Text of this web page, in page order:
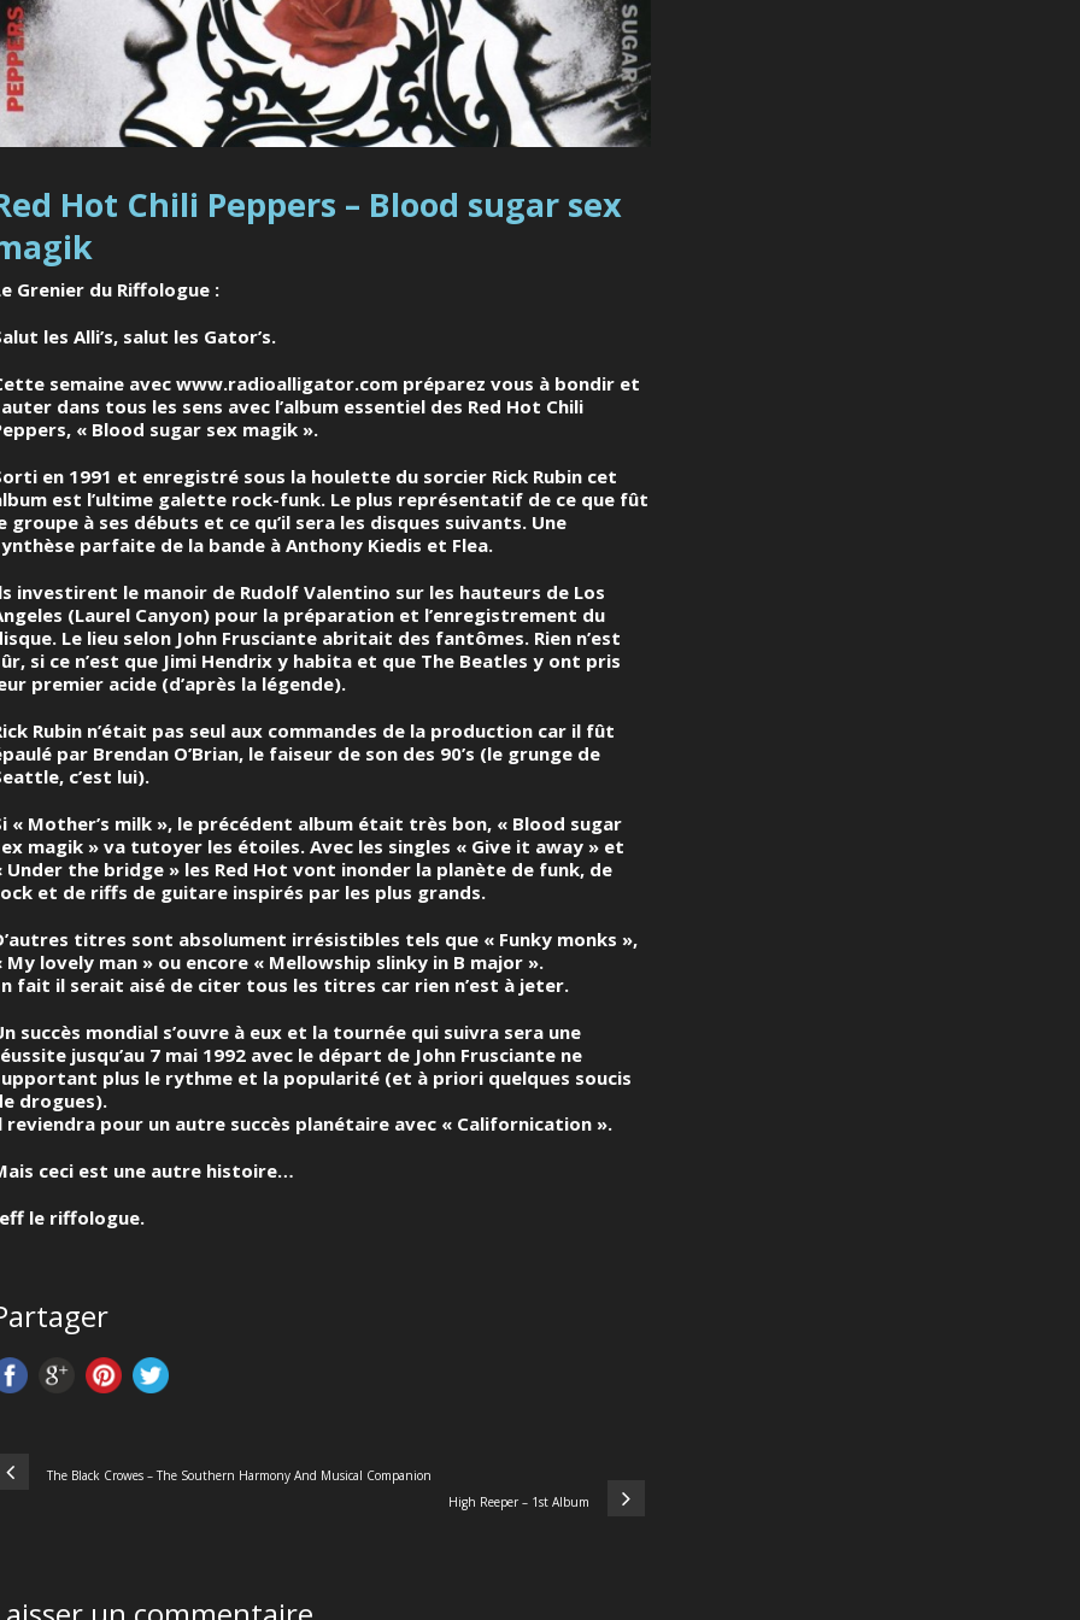
Hot Chili Peppers – Blood sugar sex
Grenier du Riffologue :
les Alli’s, salut les Gator’s.
semaine avec www.radioalligator.com préparez vous à bondir et
dans tous les sens avec l’album essentiel des Red Hot Chili
, « Blood sugar sex magik ».
en 1991 et enregistré sous la houlette du sorcier Rick Rubin cet
est l’ultime galette rock-funk. Le plus représentatif de ce que fût
groupe à ses débuts et ce qu’il sera les disques suivants. Une
parfaite de la bande à Anthony Kiedis et Flea.
investirent le manoir de Rudolf Valentino sur les hauteurs de Los
(Laurel Canyon) pour la préparation et l’enregistrement du
Le lieu selon John Frusciante abritait des fantômes. Rien n’est
si ce n’est que Jimi Hendrix y habita et que The Beatles y ont pris
premier acide (d’après la légende).
Rubin n’était pas seul aux commandes de la production car il fût
par Brendan O’Brian, le faiseur de son des 90’s (le grunge de
c’est lui).
« Mother’s milk », le précédent album était très bon, « Blood sugar
magik » va tutoyer les étoiles. Avec les singles « Give it away » et
Under the bridge » les Red Hot vont inonder la planète de funk, de
et de riffs de guitare inspirés par les plus grands.
titres sont absolument irrésistibles tels que « Funky monks »,
My lovely man » ou encore « Mellowship slinky in B major ».
fait il serait aisé de citer tous les titres car rien n’est à jeter.
succès mondial s’ouvre à eux et la tournée qui suivra sera une
jusqu’au 7 mai 1992 avec le départ de John Frusciante ne
plus le rythme et la popularité (et à priori quelques soucis
drogues).
reviendra pour un autre succès planétaire avec « Californication ».
ceci est une autre histoire…
le riffologue.
The Black Crowes – The Southern Harmony And Musical Companion
High Reeper – 1st Album